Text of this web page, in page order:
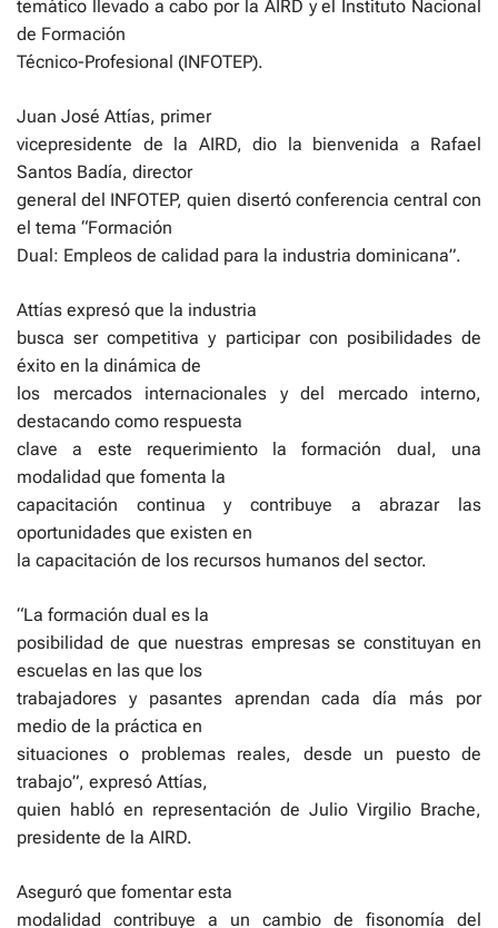
temático llevado a cabo por la AIRD y el Instituto Nacional
de Formación
Técnico-Profesional (INFOTEP).
Juan José Attías, primer
vicepresidente de la AIRD, dio la bienvenida a Rafael
Santos Badía, director
general del INFOTEP, quien disertó conferencia central con
el tema “Formación
Dual: Empleos de calidad para la industria dominicana”.
Attías expresó que la industria
busca ser competitiva y participar con posibilidades de
éxito en la dinámica de
los mercados internacionales y del mercado interno,
destacando como respuesta
clave a este requerimiento la formación dual, una
modalidad que fomenta la
capacitación continua y contribuye a abrazar las
oportunidades que existen en
la capacitación de los recursos humanos del sector.
“La formación dual es la
posibilidad de que nuestras empresas se constituyan en
escuelas en las que los
trabajadores y pasantes aprendan cada día más por
medio de la práctica en
situaciones o problemas reales, desde un puesto de
trabajo”, expresó Attías,
quien habló en representación de Julio Virgilio Brache,
presidente de la AIRD.
Aseguró que fomentar esta
modalidad contribuye a un cambio de fisonomía del